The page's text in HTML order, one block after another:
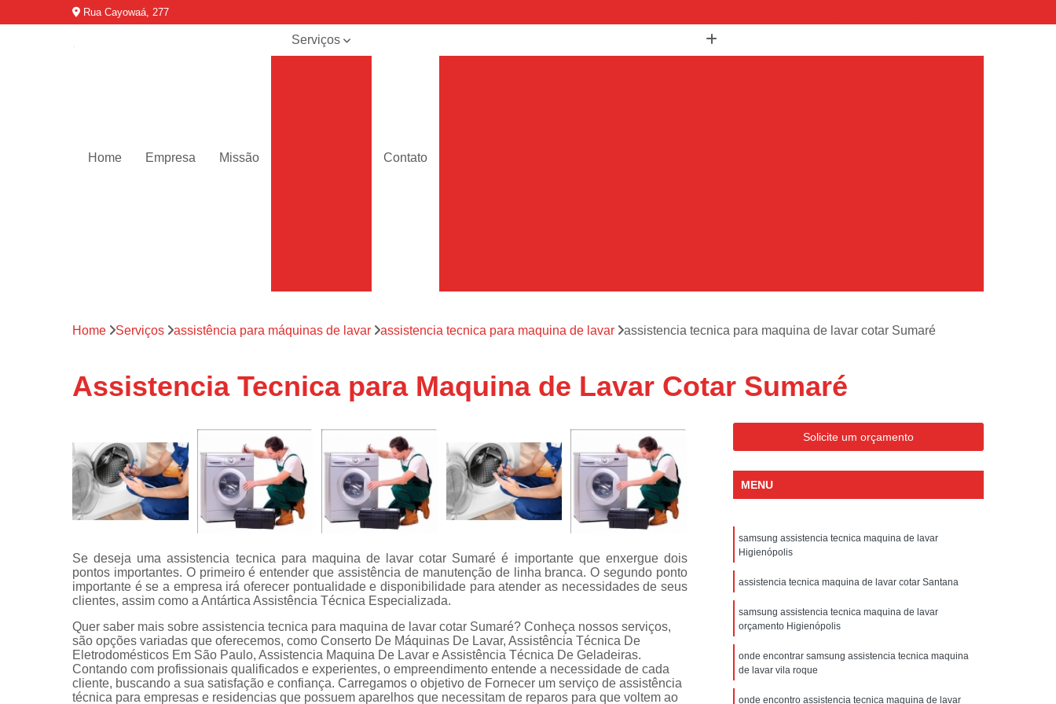
Rua Cayowaá, 277
Home Empresa Missão
Serviços
refrigeradores
técnica de
técnicas de
fogão
Assistências
microondas
Conserto de
máquinas de
Consertos de
Consertos de
geladeiras
expositoras
Instalação de
fogões
Instalação de
máquinas de
Contato
Assistencia Tecnica Ar Condicionado Portatil
Assistencia Tecnica Ar Condicionado Portatil Philco
Assistencia Tecnica de Ar Condicionado Portatil
Assistencia Tecnica de Ar Condicionado Portatil Philco
Assistencia Tecnica em Ar Condicionado Portatil
Assistencia Tecnica para Ar Condicionado Portatil
Assistencia Tecnica de Geladeira Electrolux
Assistencia Tecnica Electrolux Geladeira
Assistencia Tecnica Geladeira
Assistencia Tecnica Geladeira Electrolux
Electrolux Assistencia Tecnica Geladeira
Electrolux Geladeira Assistencia Tecnica
Geladeira Assistencia Tecnica
Geladeira Electrolux Assistencia Tecnica
Assistencia Tecnica de Refrigerador
Assistencia Tecnica de Refrigerador Electrolux
Assistencia Tecnica Electrolux Refrigerador
Home Serviços assistência para máquinas de lavar assistencia tecnica para maquina de lavar assistencia tecnica para maquina de lavar cotar Sumaré
Assistencia Tecnica para Maquina de Lavar Cotar Sumaré
Se deseja uma assistencia tecnica para maquina de lavar cotar Sumaré é importante que enxergue dois
pontos importantes. O primeiro é entender que assistência de manutenção de linha branca. O segundo ponto
importante é se a empresa irá oferecer pontualidade e disponibilidade para atender as necessidades de seus
clientes, assim como a Antártica Assistência Técnica Especializada.
Quer saber mais sobre assistencia tecnica para maquina de lavar cotar Sumaré? Conheça nossos serviços,
são opções variadas que oferecemos, como Conserto De Máquinas De Lavar, Assistência Técnica De
Eletrodomésticos Em São Paulo, Assistencia Maquina De Lavar e Assistência Técnica De Geladeiras.
Contando com profissionais qualificados e experientes, o empreendimento entende a necessidade de cada
cliente, buscando a sua satisfação e confiança. Carregamos o objetivo de Fornecer um serviço de assistência
técnica para empresas e residencias que possuem aparelhos que necessitam de reparos para que voltem ao
Solicite um orçamento
MENU
samsung assistencia tecnica maquina de lavar
Higienópolis
assistencia tecnica maquina de lavar cotar Santana
samsung assistencia tecnica maquina de lavar
orçamento Higienópolis
onde encontrar samsung assistencia tecnica maquina
de lavar vila roque
onde encontro assistencia tecnica maquina de lavar